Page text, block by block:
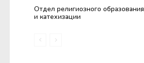
Отдел религиозного образования
и катехизации